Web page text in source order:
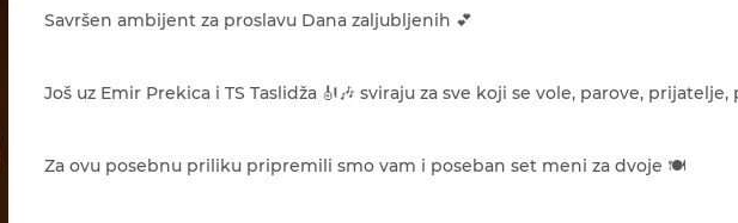
Savršen ambijent za proslavu Dana zaljubljenih 💕
Još uz Emir Prekica i TS Taslidža 🎻🎶 sviraju za sve koji se vole, parove, prijatelje,
Za ovu posebnu priliku pripremili smo vam i poseban set meni za dvoje 🍽️